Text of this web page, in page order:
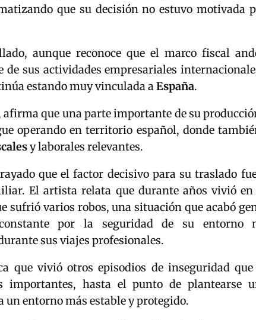
que su decisión no estuvo motivada
aunque reconoce que el marco fiscal
de sus actividades empresariales
estando muy vinculada aEspaña.
afirma que una parte importante de su
operando en territorio español, donde
y laborales relevantes.
que el factor decisivo para su traslado
El artista relata que durante años vivió
sufrió varios robos, una situación que acabó
por la seguridad de su entorno
sus viajes profesionales.
que vivió otros episodios de inseguridad
importantes, hasta el punto de plantearse
un entorno más estable y protegido.